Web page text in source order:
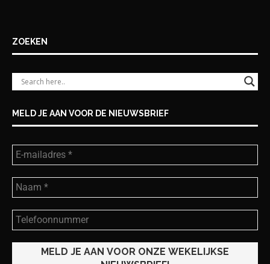
ZOEKEN
MELD JE AAN VOOR DE NIEUWSBRIEF